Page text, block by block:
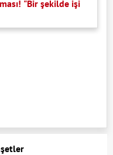
"Bir şekilde işi